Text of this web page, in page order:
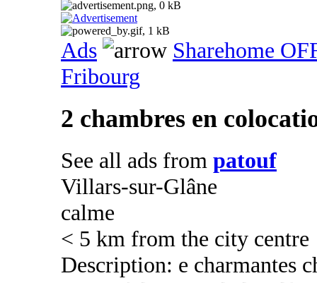
Ads
Sharehome
Fribourg
2 chambres en
See all ads from patouf
Villars-sur-Glâne
calme
< 5 km from the city centre
Description: e charmantes